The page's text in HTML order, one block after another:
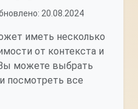
20.08.2024
иметь несколько
от контекста и
можете выбрать
посмотреть все